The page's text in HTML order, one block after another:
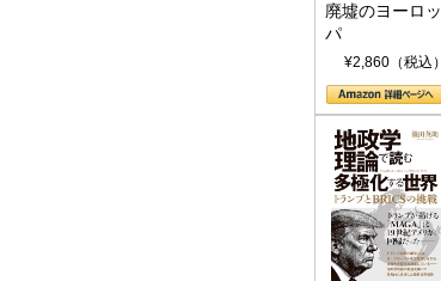
廃墟のヨーロッ
パ
¥2,860（税込）